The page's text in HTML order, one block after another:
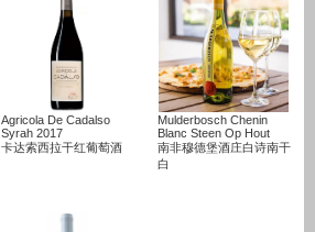
Agricola De Cadalso
Syrah 2017
卡达索西拉干红葡萄酒
Mulderbosch Chenin
Blanc Steen Op Hout
南非穆德堡酒庄白诗南干
白